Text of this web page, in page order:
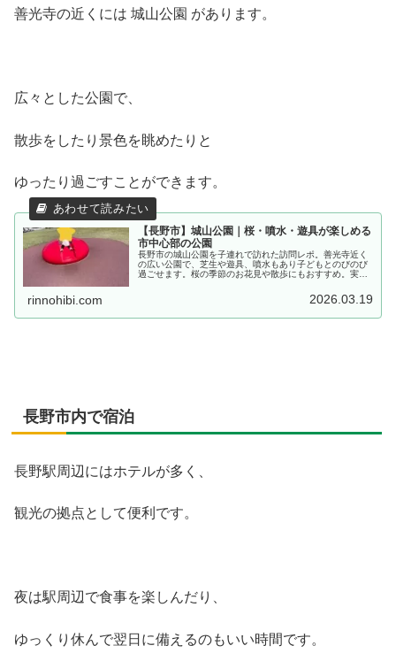
善光寺の近くには 城山公園 があります。
広々とした公園で、
散歩をしたり景色を眺めたりと
ゆったり過ごすことができます。
【長野市】城山公園｜桜・噴水・遊具が楽しめる
市中心部の公園
長野市の城山公園を子連れで訪れた訪問レポ。善光寺近く
の広い公園で、芝生や遊具、噴水もあり子どもとのびのび
過ごせます。桜の季節のお花見や散歩にもおすすめ。実際
rinnohibi.com 2026.03.19
長野市内で宿泊
長野駅周辺にはホテルが多く、
観光の拠点として便利です。
夜は駅周辺で食事を楽しんだり、
ゆっくり休んで翌日に備えるのもいい時間です。